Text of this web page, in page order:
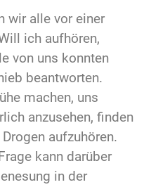
wir alle vor einer
ich aufhören,
von uns konnten
beantworten.
machen, uns
anzusehen, finden
aufzuhören.
kann darüber
in der